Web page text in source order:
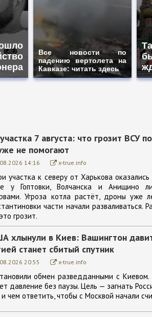
Все новости по
падению вертолета на
Кавказе: читать здесь
7 августа: что грозит ВСУ
не помогают
14:16 x-true.info
участка к северу от Харькова
у Гоптовки, Волчанска и Анищино
Угроза котла растёт, дроны
части начали разваливаться.
грозит.
хлынули в Киев: Вашингтон
станет сбитый спутник
20:55 x-true.info
обмен разведданными с Киевом.
давление без паузы. Цель — загнать
чем ответить, чтобы с Москвой начали